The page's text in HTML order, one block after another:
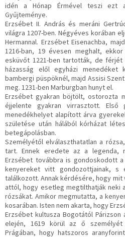
idén a Hónap Érmével teszi ezt a
Gyűjteménye.
Erzsébet II. András és meráni
világra 1207-ben. Négyéves korában
Hermannal. Erzsébet Eisenachba,
1216-ban, 19 évesen meghalt,
esküvőt 1221-ben tartották, de
házasság elől egyházi
bambergi püspöknél, majd Assisi
meg. 1231-ben Marburgban hunyt el.
Erzsébet gyakran böjtölt, ostorozta
éjjelente gyakran virrasztott. Első
menedékhelyet alapított árva
születése után hálából kórházat
betegápolásban.
Személyétől elválaszthatatlan a
tart. Ennek eredete az a legenda,
Erzsébet továbbra is gondoskodott a
kenyereket vitt gondozottjainak, s
találkozott. Annak kérdésére, hogy
attól, hogy esetleg megtilthatják neki
rózsákat. Amikor megmutatta, a
kosarában. Isten nem akarta, hogy
Erzsébet kultusza Bogotától Párizson
elején, 1619 körül az ő
Prágában, hogy hatszoros